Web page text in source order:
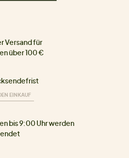
Versand für
über 100 €
EINKAUF
bis 9:00 Uhr werden